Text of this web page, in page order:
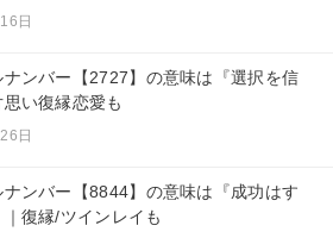
日
ナンバー【2727】の意味は『選択を信
思い復縁恋愛も
日
ナンバー【8844】の意味は『成功はす
｜復縁/ツインレイも